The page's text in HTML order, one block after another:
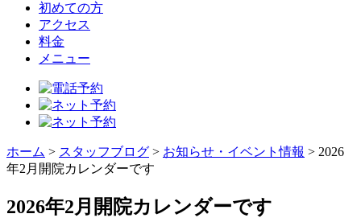
初めての方
アクセス
料金
メニュー
ホーム > スタッフブログ > お知らせ・イベント情報 > 2026
年2月開院カレンダーです
2026年2月開院カレンダーです